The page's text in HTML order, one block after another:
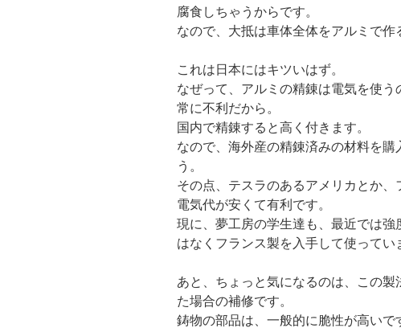
腐食しちゃうからです。
なので、大抵は車体全体をアルミで作
これは日本にはキツいはず。
なぜって、アルミの精錬は電気を使
常に不利だから。
国内で精錬すると高く付きます。
なので、海外産の精錬済みの材料を購
う。
その点、テスラのあるアメリカとか
電気代が安くて有利です。
現に、夢工房の学生達も、最近では
はなくフランス製を入手して使ってい
あと、ちょっと気になるのは、この
た場合の補修です。
鋳物の部品は、一般的に脆性が高いで